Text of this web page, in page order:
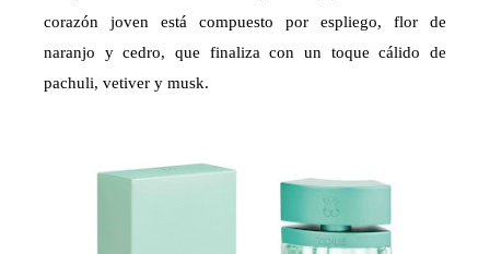
corazón joven está compuesto por espliego, flor de
naranjo y cedro, que finaliza con un toque cálido de
pachuli, vetiver y musk.